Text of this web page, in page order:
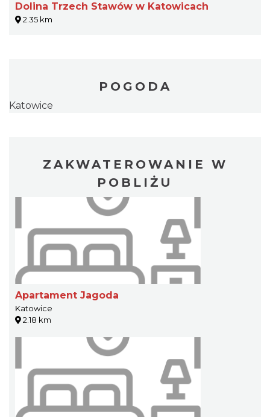
Dolina Trzech Stawów w Katowicach
2.35 km
POGODA
Katowice
ZAKWATEROWANIE W
POBLIŻU
Apartament Jagoda
Katowice
2.18 km